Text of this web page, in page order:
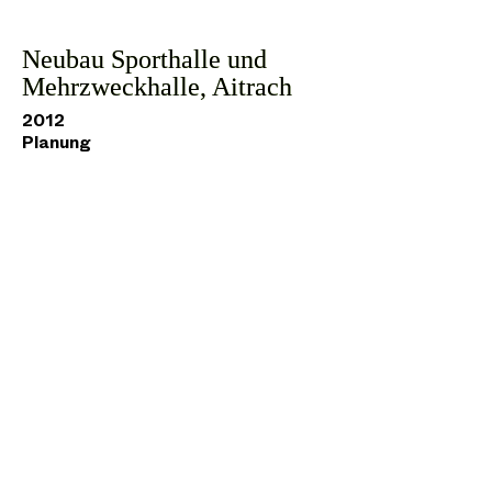
Neubau Sporthalle und
Mehrzweckhalle, Aitrach
2012
Planung